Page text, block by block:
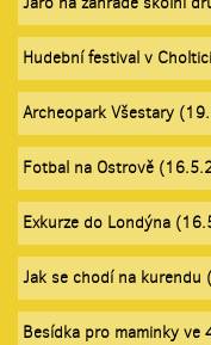
Hudební festival v
Archeopark Všestary
Fotbal na Ostrově
Exkurze do Londýna
Jak se chodí na
Besídka pro maminky